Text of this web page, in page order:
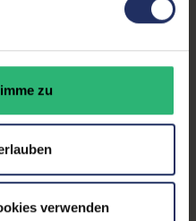
zu
verwenden
befindet sich auf
ist bereits digital
x 333,4 x 22,45 mm
kg